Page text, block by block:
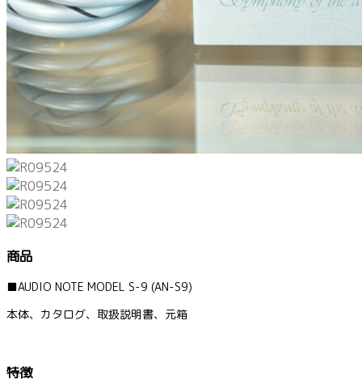
商品
■AUDIO NOTE MODEL S-9 (AN-S9)
本体、カタログ、取扱説明書、元箱
特徴